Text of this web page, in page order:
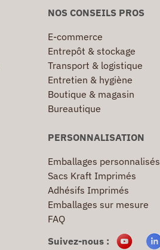
NOS CONSEILS PROS
E-commerce
Entrepôt & stockage
Transport & logistique
Entretien & hygiène
Boutique & magasin
Bureautique
PERSONNALISATION
Emballages personnalisés
Sacs Kraft Imprimés
Adhésifs Imprimés
Emballages sur mesure
FAQ
Suivez-nous :